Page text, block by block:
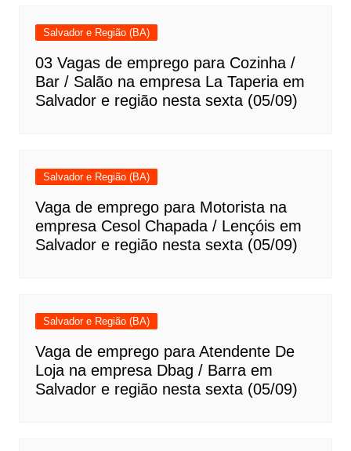
Salvador e Região (BA)
03 Vagas de emprego para Cozinha /
Bar / Salão na empresa La Taperia em
Salvador e região nesta sexta (05/09)
Salvador e Região (BA)
Vaga de emprego para Motorista na
empresa Cesol Chapada / Lençóis em
Salvador e região nesta sexta (05/09)
Salvador e Região (BA)
Vaga de emprego para Atendente De
Loja na empresa Dbag / Barra em
Salvador e região nesta sexta (05/09)